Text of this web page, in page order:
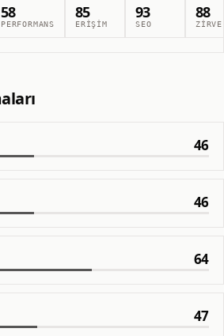
58
PERFORMANS
85
ERIŞIM
93
SEO
88
ZIRVE
46
46
64
47